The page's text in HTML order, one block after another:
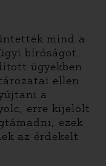
mind a
bíróságot.
ügyekben
ellen
a
erre kijelölt
ezek
az érdekelt